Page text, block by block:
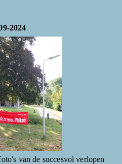
2024
van de succesvol verlopen